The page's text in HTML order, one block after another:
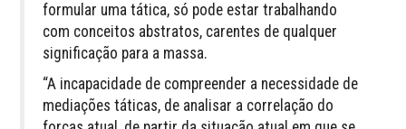
formular uma tática, só pode estar trabalhando
com conceitos abstratos, carentes de qualquer
significação para a massa.
“A incapacidade de compreender a necessidade de
mediações táticas, de analisar a correlação do